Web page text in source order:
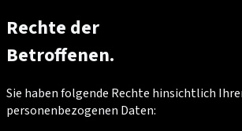
Rechte der
Betroffenen.
Sie haben folgende Rechte hinsichtlich
personenbezogenen Daten: